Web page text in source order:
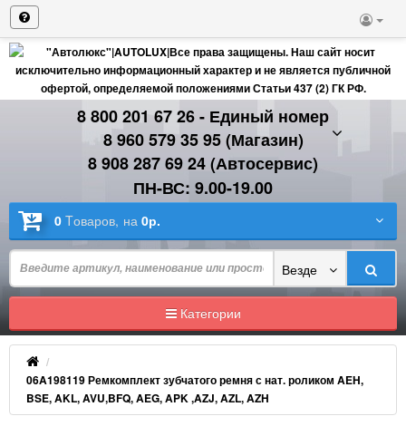
8 800 201 67 26 - Единый номер
8 960 579 35 95 (Магазин)
8 908 287 69 24 (Автосервис)
ПН-ВС: 9.00-19.00
0 Tоваров, на 0р.
Везде
Категории
06A198119 Ремкомплект зубчатого ремня с нат. роликом AEH,
BSE, AKL, AVU,BFQ, AEG, APK ,AZJ, AZL, AZH